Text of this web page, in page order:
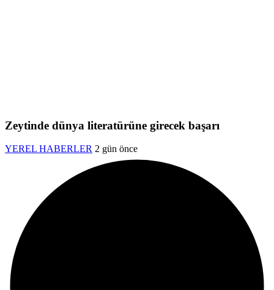
Zeytinde dünya literatürüne girecek başarı
YEREL HABERLER 2 gün önce